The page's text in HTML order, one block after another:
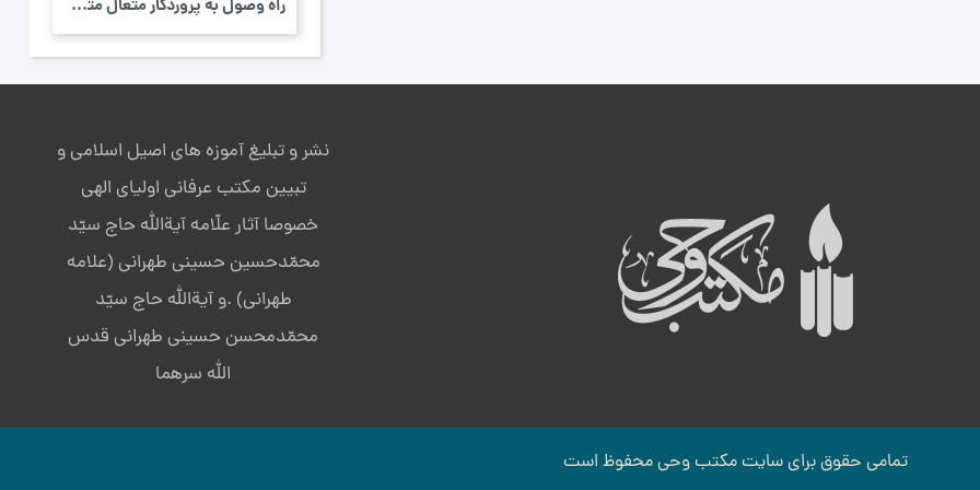
راه وصول به پروردگار متعال متوقف بر کنار گ...
نشر و تبلیغ آموزه های اصیل اسلامی و
تبیین مکتب عرفانی اولیای الهی
خصوصا آثار علّامه آیةالله حاج سیّد
محمّدحسین حسینی طهرانی (علامه
طهرانی) .و آیةالله حاج سیّد
محمّدمحسن حسینی طهرانی قدس
الله سرهما
تمامی حقوق برای سایت مكتب وحی محفوظ است